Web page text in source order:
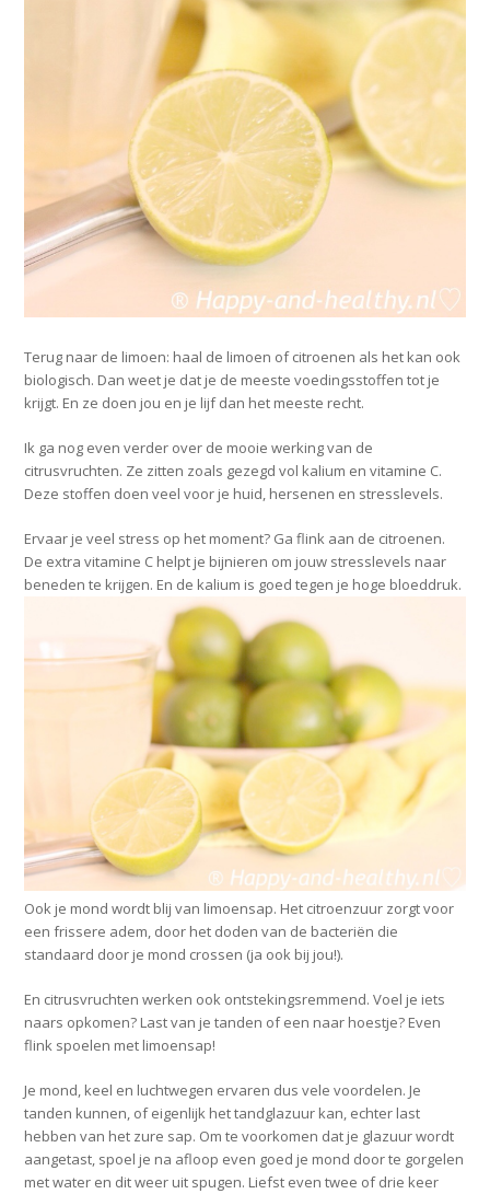
Terug naar de limoen: haal de limoen of citroenen als het kan ook
biologisch. Dan weet je dat je de meeste voedingsstoffen tot je
krijgt. En ze doen jou en je lijf dan het meeste recht.
Ik ga nog even verder over de mooie werking van de
citrusvruchten. Ze zitten zoals gezegd vol kalium en vitamine C.
Deze stoffen doen veel voor je huid, hersenen en stresslevels.
Ervaar je veel stress op het moment? Ga flink aan de citroenen.
De extra vitamine C helpt je bijnieren om jouw stresslevels naar
beneden te krijgen. En de kalium is goed tegen je hoge bloeddruk.
Ook je mond wordt blij van limoensap. Het citroenzuur zorgt voor
een frissere adem, door het doden van de bacteriën die
standaard door je mond crossen (ja ook bij jou!).
En citrusvruchten werken ook ontstekingsremmend. Voel je iets
naars opkomen? Last van je tanden of een naar hoestje? Even
flink spoelen met limoensap!
Je mond, keel en luchtwegen ervaren dus vele voordelen. Je
tanden kunnen, of eigenlijk het tandglazuur kan, echter last
hebben van het zure sap. Om te voorkomen dat je glazuur wordt
aangetast, spoel je na afloop even goed je mond door te gorgelen
met water en dit weer uit spugen. Liefst even twee of drie keer